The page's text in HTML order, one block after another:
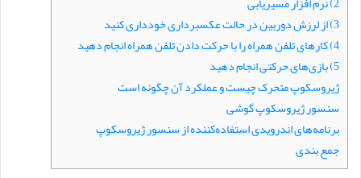
3) از لرزش دوربین در حالت عکسبرداری خودداری کنید
4) کارهای تلفن همراه را با حرکت دادن تلفن همراه انجام دهید
5) بازی‌های حرکتی انجام دهید
ژیروسکوپ متحرک چیست و عملکرد آن چگونه است
سنسور ژیروسکوپ گوشی
برنامه‌های اندرویدی استفاده‌کننده از سنسور ژیروسکوپ
جمع بندی